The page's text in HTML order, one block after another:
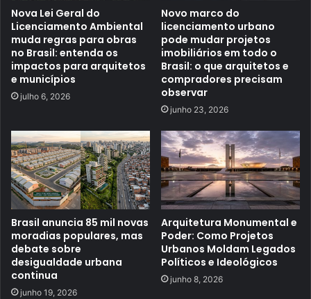
Nova Lei Geral do
Licenciamento Ambiental
muda regras para obras
no Brasil: entenda os
impactos para arquitetos
e municípios
julho 6, 2026
Novo marco do
licenciamento urbano
pode mudar projetos
imobiliários em todo o
Brasil: o que arquitetos e
compradores precisam
observar
junho 23, 2026
Brasil anuncia 85 mil novas
moradias populares, mas
debate sobre
desigualdade urbana
continua
junho 19, 2026
Arquitetura Monumental e
Poder: Como Projetos
Urbanos Moldam Legados
Políticos e Ideológicos
junho 8, 2026